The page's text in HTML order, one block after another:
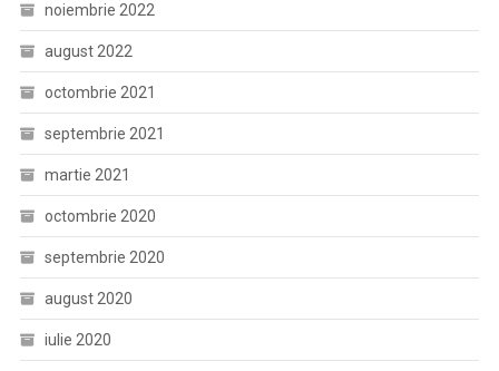
noiembrie 2022
august 2022
octombrie 2021
septembrie 2021
martie 2021
octombrie 2020
septembrie 2020
august 2020
iulie 2020